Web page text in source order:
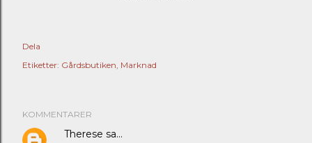
Dela
Etiketter: Gårdsbutiken Marknad
KOMMENTARER
Therese sa…